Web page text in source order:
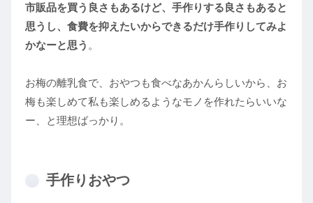
市販品を買う良さもあるけど、手作りする良さもあると
思うし、食費を抑えたいからできるだけ手作りしてみよ
かなーと思う 。
お梅の離乳食で、おやつも食べなあかんらしいから、お
梅も楽しめて私も楽しめるようなモノを作れたらいいな
ー、と理想ばっかり。
手作りおやつ